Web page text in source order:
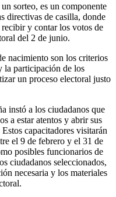
sorteo, es un componente
directivas de casilla, donde
y contar los votos de
del 2 de junio.
nacimiento son los criterios
la participación de los
un proceso electoral justo
instó a los ciudadanos que
a estar atentos y abrir sus
capacitadores visitarán
el 9 de febrero y el 31 de
posibles funcionarios de
ciudadanos seleccionados,
necesaria y los materiales